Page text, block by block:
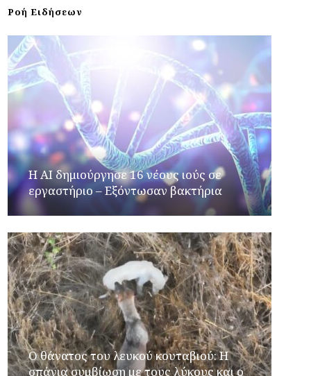
Ροή Ειδήσεων
H AI δημιούργησε 16 νέους ιούς σε
εργαστήριο – Εξόντωσαν βακτήρια
Ο θάνατος του λευκού κουταβιού: Η
σπάνια συμβίωση με τους λύκους και ο